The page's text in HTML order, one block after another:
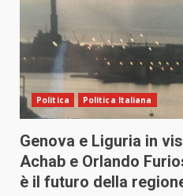
Politica Politica Italiana
Genova e Liguria in
Achab e Orlando
è il futuro della